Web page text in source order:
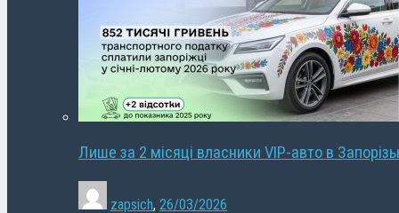
Лише за 2 місяці власники VIP-авто в
zapsich, 26/03/2026